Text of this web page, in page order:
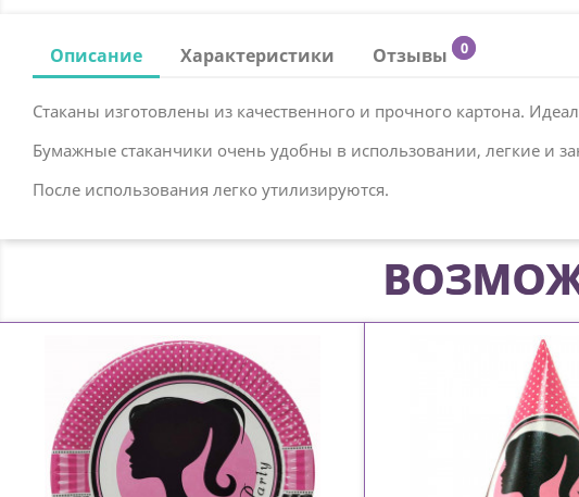
Описание Характеристики Отзывы 0
Стаканы изготовлены из качественного и прочного картона.
Бумажные стаканчики очень удобны в использовании, легкие и
После использования легко утилизируются.